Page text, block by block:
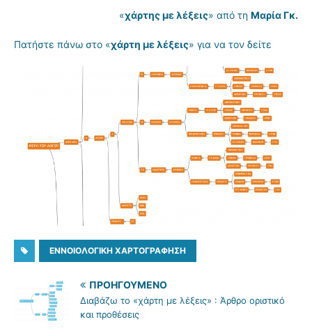
«χάρτης με λέξεις» από τη Μαρία Γκ.
Πατήστε πάνω στο «χάρτη με λέξεις» για να τον δείτε
ΕΝΝΟΙΟΛΟΓΙΚΉ ΧΑΡΤΟΓΡΆΦΗΣΗ
ΠΡΟΗΓΟΎΜΕΝΟ
Διαβάζω το «χάρτη με λέξεις» : Άρθρο οριστικό
και προθέσεις